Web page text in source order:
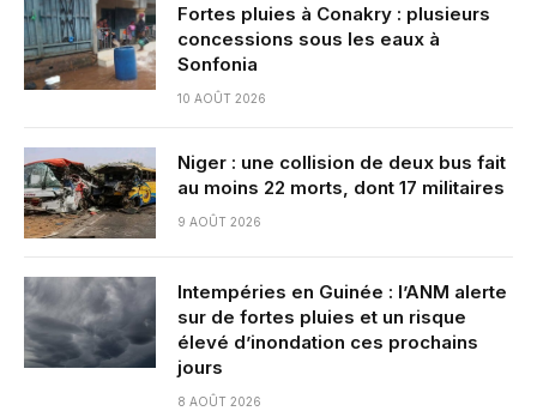
Fortes pluies à Conakry : plusieurs
concessions sous les eaux à
Sonfonia
10 AOÛT 2026
Niger : une collision de deux bus fait
au moins 22 morts, dont 17 militaires
9 AOÛT 2026
Intempéries en Guinée : l’ANM alerte
sur de fortes pluies et un risque
élevé d’inondation ces prochains
jours
8 AOÛT 2026